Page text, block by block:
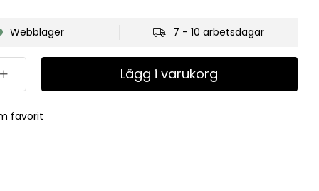
Webblager 7 - 10 arbetsdagar
Lägg i varukorg
favorit